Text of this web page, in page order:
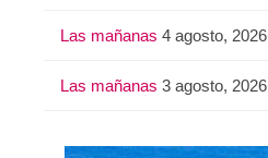
Las mañanas 4 agosto, 2026
Las mañanas 3 agosto, 2026